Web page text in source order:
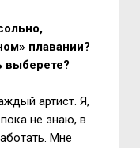
плавании?
выберете?
артист. Я,
не знаю, в
Мне